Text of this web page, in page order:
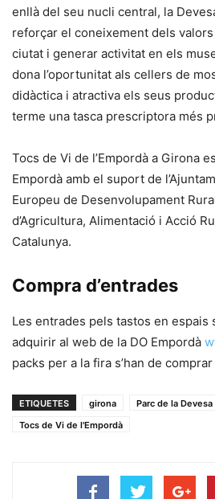
enllà del seu nucli central, la
reforçar el coneixement dels
ciutat i generar activitat en els
dona l’oportunitat als cellers de
didàctica i atractiva els seus
terme una tasca prescriptora més
Tocs de Vi de l’Empordà a Girona
Empordà amb el suport de
Europeu de Desenvolupament
d’Agricultura, Alimentació i Acció
Catalunya.
Compra d’entrades
Les entrades pels tastos en espais
adquirir al web de la DO Empordà
packs per a la fira s’han de
ETIQUETES girona
Parc de la Devesa
Tocs de Vi de l'Empordà